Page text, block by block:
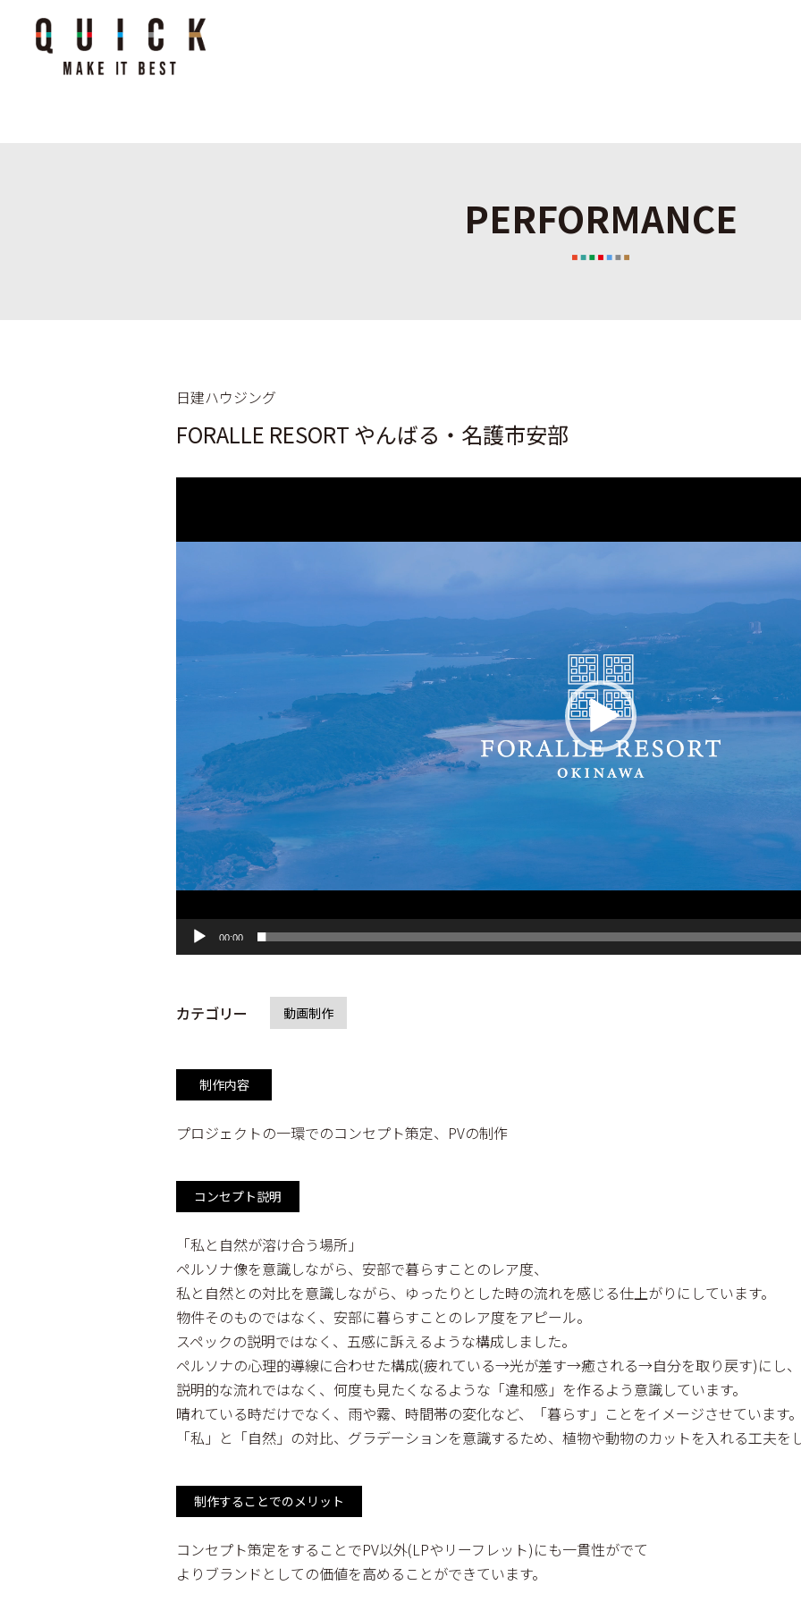
PERFORMANCE
日建ハウジング
FORALLE RESORT やんばる・名護市安部
レ
00:00
カテゴリー 動画制作
制作内容
プロジェクトの一環でのコンセプト策定、PVの制作
コンセプト説明
「私と自然が溶け合う場所」
ペルソナ像を意識しながら、安部で暮らすことのレア度、
私と自然との対比を意識しながら、ゆったりとした時の流れを感じる仕上がりにしています。
物件そのものではなく、安部に暮らすことのレア度をアピール。
スペックの説明ではなく、五感に訴えるような構成しました。
ペルソナの心理的導線に合わせた構成(疲れている→光が差す→癒される→自分を取り戻す)にし、
説明的な流れではなく、何度も見たくなるような「違和感」を作るよう意識しています。
晴れている時だけでなく、雨や霧、時間帯の変化など、「暮らす」ことをイメージさせています。
「私」と「自然」の対比、グラデーションを意識するため、植物や動物のカットを入れる工夫を
制作することでのメリット
コンセプト策定をすることでPV以外(LPやリーフレット)にも一貫性がでて
よりブランドとしての価値を高めることができています。